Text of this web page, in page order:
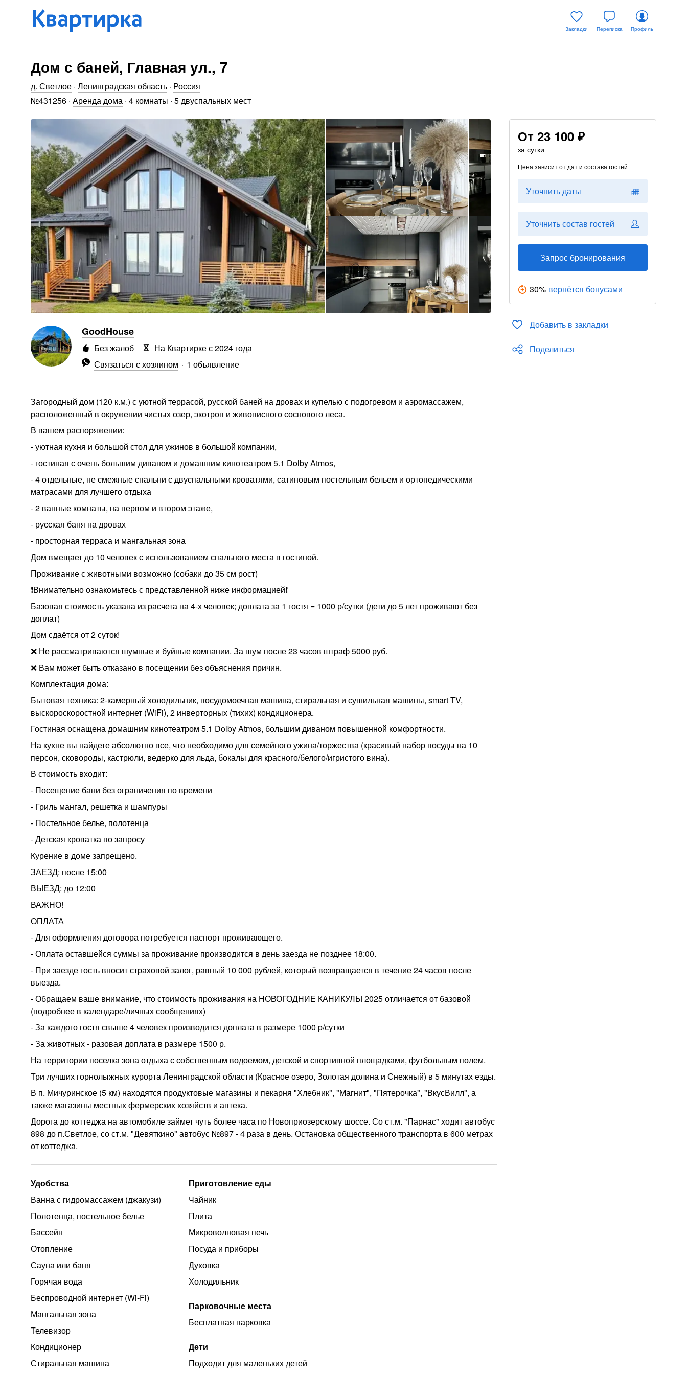
Закладки Переписка Профиль
Дом с баней, Главная ул., 7
д. Светлое · Ленинградская область · Россия
№431256 · Аренда дома · 4 комнаты · 5 двуспальных мест
От 23 100 ₽
за сутки
Цена зависит от дат и состава гостей
Уточнить даты
Уточнить состав гостей
Запрос бронирования
30% вернётся бонусами
Добавить в закладки
Поделиться
GoodHouse
Связаться с хозяином 1 объявление
Без жалоб На Квартирке с 2024 года
Загородный дом (120 к.м.) с уютной террасой, русской баней на дровах и купелью с подогревом и аэромассажем,
расположенный в окружении чистых озер, экотроп и живописного соснового леса.
В вашем распоряжении:
- уютная кухня и большой стол для ужинов в большой компании,
- гостиная с очень большим диваном и домашним кинотеатром 5.1 Dolby Atmos,
- 4 отдельные, не смежные спальни с двуспальными кроватями, сатиновым постельным бельем и ортопедическими
матрасами для лучшего отдыха
- 2 ванные комнаты, на первом и втором этаже,
- русская баня на дровах
- просторная терраса и мангальная зона
Дом вмещает до 10 человек с использованием спального места в гостиной.
Проживание с животными возможно (собаки до 35 см рост)
❗️Внимательно ознакомьтесь с представленной ниже информацией❗️
Базовая стоимость указана из расчета на 4-х человек; доплата за 1 гостя = 1000 р/сутки (дети до 5 лет проживают без
доплат)
Дом сдаётся от 2 суток!
❌ Не рассматриваются шумные и буйные компании. За шум после 23 часов штраф 5000 руб.
❌ Вам может быть отказано в посещении без объяснения причин.
Комплектация дома:
Бытовая техника: 2-камерный холодильник, посудомоечная машина, стиральная и сушильная машины, smart ТV,
выскороскоростной интернет (WiFi), 2 инверторных (тихих) кондиционера.
Гостиная оснащена домашним кинотеатром 5.1 Dolby Atmos, большим диваном повышенной комфортности.
На кухне вы найдете абсолютно все, что необходимо для семейного ужина/торжества (красивый набор посуды на 10
персон, сковороды, кастрюли, ведерко для льда, бокалы для красного/белого/игристого вина).
В стоимость входит:
- Посещение бани без ограничения по времени
- Гриль мангал, решетка и шампуры
- Постельное белье, полотенца
- Детская кроватка по запросу
Курение в доме запрещено.
ЗАЕЗД: после 15:00
ВЫЕЗД: до 12:00
ВАЖНО!
ОПЛАТА
- Для оформления договора потребуется паспорт проживающего.
- Оплата оставшейся суммы за проживание производится в день заезда не позднее 18:00.
- При заезде гость вносит страховой залог, равный 10 000 рублей, который возвращается в течение 24 часов после
выезда.
- Обращаем ваше внимание, что стоимость проживания на НОВОГОДНИЕ КАНИКУЛЫ 2025 отличается от базовой
(подробнее в календаре/личных сообщениях)
- За каждого гостя свыше 4 человек производится доплата в размере 1000 р/сутки
- За животных - разовая доплата в размере 1500 р.
На территории поселка зона отдыха с собственным водоемом, детской и спортивной площадками, футбольным полем.
Три лучших горнолыжных курорта Ленинградской области (Красное озеро, Золотая долина и Снежный) в 5 минутах езды.
В п. Мичуринское (5 км) находятся продуктовые магазины и пекарня "Хлебник", "Магнит", "Пятерочка", "ВкусВилл", а
также магазины местных фермерских хозяйств и аптека.
Дорога до коттеджа на автомобиле займет чуть более часа по Новоприозерскому шоссе. Со ст.м. "Парнас" ходит автобус
898 до п.Светлое, со ст.м. "Девяткино" автобус №897 - 4 раза в день. Остановка общественного транспорта в 600 метрах
от коттеджа.
Удобства
Ванна с гидромассажем (джакузи)
Полотенца, постельное белье
Бассейн
Отопление
Сауна или баня
Горячая вода
Беспроводной интернет (Wi‑Fi)
Мангальная зона
Телевизор
Кондиционер
Стиральная машина
Приготовление еды
Чайник
Плита
Микроволновая печь
Посуда и приборы
Духовка
Холодильник
Парковочные места
Бесплатная парковка
Дети
Подходит для маленьких детей